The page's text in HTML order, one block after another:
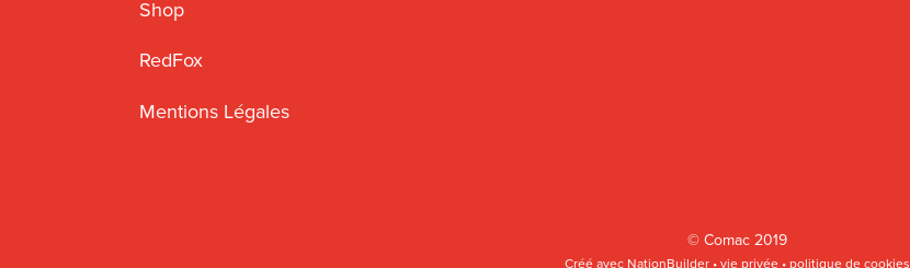
Shop
RedFox
Mentions Légales
© Comac2019
Créé avec NationBuilder• vie privée• politique de cookies